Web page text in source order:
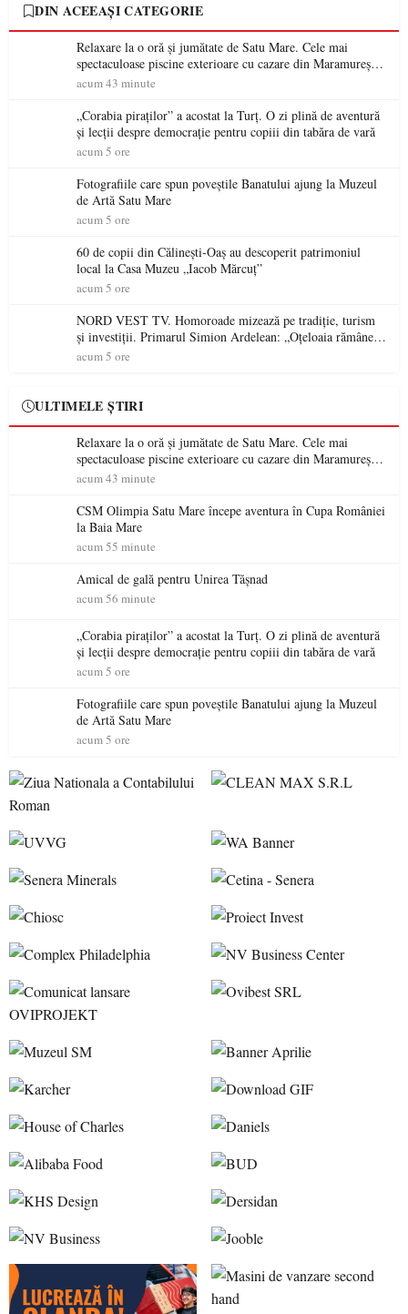
DIN ACEEAȘI CATEGORIE
Relaxare la o oră și jumătate de Satu Mare. Cele mai
spectaculoase piscine exterioare cu cazare din Maramureș,
ideale pentru o escapadă de vară
acum 43 minute
„Corabia piraților” a acostat la Turț. O zi plină de aventură
și lecții despre democrație pentru copiii din tabăra de vară
acum 5 ore
Fotografiile care spun poveștile Banatului ajung la Muzeul
de Artă Satu Mare
acum 5 ore
60 de copii din Călinești-Oaș au descoperit patrimoniul
local la Casa Muzeu „Iacob Mărcuț”
acum 5 ore
NORD VEST TV. Homoroade mizează pe tradiție, turism
și investiții. Primarul Simion Ardelean: „Oțeloaia rămâne
un brand al Codrului”
acum 5 ore
ULTIMELE ȘTIRI
Relaxare la o oră și jumătate de Satu Mare. Cele mai
spectaculoase piscine exterioare cu cazare din Maramureș,
ideale pentru o escapadă de vară
acum 43 minute
CSM Olimpia Satu Mare începe aventura în Cupa României
la Baia Mare
acum 55 minute
Amical de gală pentru Unirea Tășnad
acum 56 minute
„Corabia piraților” a acostat la Turț. O zi plină de aventură
și lecții despre democrație pentru copiii din tabăra de vară
acum 5 ore
Fotografiile care spun poveștile Banatului ajung la Muzeul
de Artă Satu Mare
acum 5 ore